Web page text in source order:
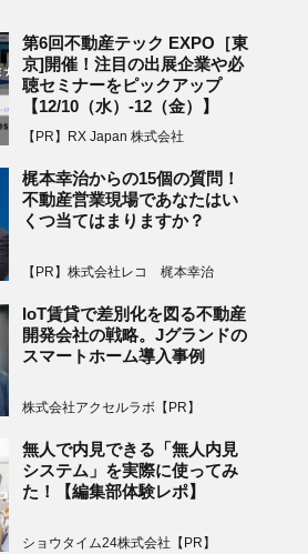
第6回不動産テック EXPO［東
京]開催！注目の出展企業や必
聴セミナーをピックアップ
【12/10（水）-12（金）】
【PR】RX Japan 株式会社
梶本幸治からの15個の質問！
不動産営業現場であなたはい
くつ当てはまりますか？
【PR】株式会社レコ 梶本幸治
IoT賃貸で差別化を図る不動産
開発会社の戦略。Jグランドの
スマートホーム導入事例
株式会社アクセルラボ【PR】
無人で内見できる「無人内見
システム」を実際に使ってみ
た！【編集部体験レポ】
ショウタイム24株式会社【PR】